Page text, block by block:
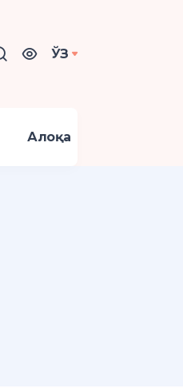
ЎЗ
Алоқа